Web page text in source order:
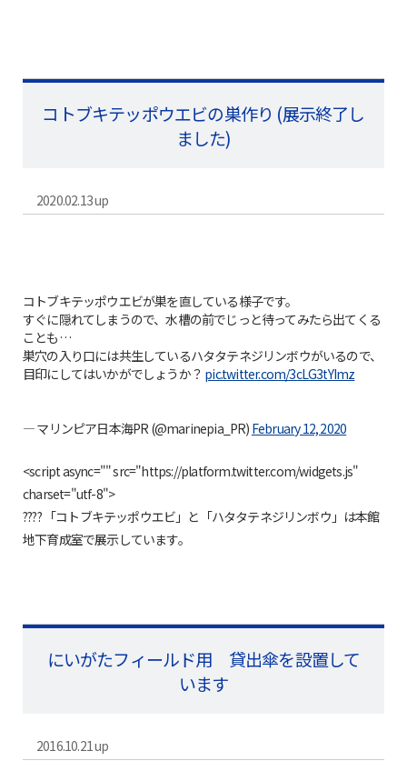
コトブキテッポウエビの巣作り (展示終了し
ました)
2020.02.13 up
コトブキテッポウエビが巣を直している様子です。
すぐに隠れてしまうので、水槽の前でじっと待ってみたら出てくる
ことも…
巣穴の入り口には共生しているハタタテネジリンボウがいるので、
目印にしてはいかがでしょうか？ pic.twitter.com/3cLG3tYImz
— マリンピア日本海PR (@marinepia_PR) February 12, 2020
<script async="" src="https://platform.twitter.com/widgets.js"
charset="utf-8">
???? 「コトブキテッポウエビ」と「ハタタテネジリンボウ」は本館
地下育成室で展示しています。
にいがたフィールド用 貸出傘を設置して
います
2016.10.21 up